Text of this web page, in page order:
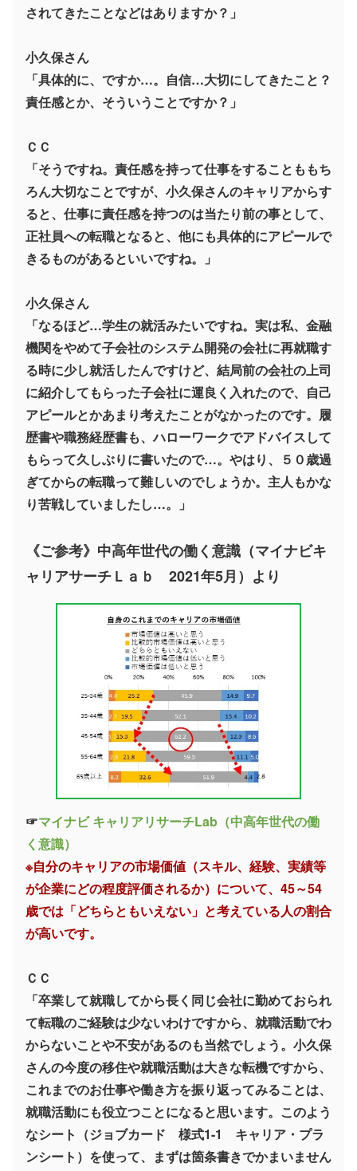
されてきたことなどはありますか？」
小久保さん
「具体的に、ですか…。自信…大切にしてきたこと？
責任感とか、そういうことですか？」
ＣＣ
「そうですね。責任感を持って仕事をすることももち
ろん大切なことですが、小久保さんのキャリアからす
ると、仕事に責任感を持つのは当たり前の事として、
正社員への転職となると、他にも具体的にアピールで
きるものがあるといいですね。」
小久保さん
「なるほど…学生の就活みたいですね。実は私、金融
機関をやめて子会社のシステム開発の会社に再就職す
る時に少し就活したんですけど、結局前の会社の上司
に紹介してもらった子会社に運良く入れたので、自己
アピールとかあまり考えたことがなかったのです。履
歴書や職務経歴書も、ハローワークでアドバイスして
もらって久しぶりに書いたので…。やはり、５０歳過
ぎてからの転職って難しいのでしょうか。主人もかな
り苦戦していましたし…。」
《ご参考》中高年世代の働く意識（マイナビキ
ャリアサーチＬａｂ 2021年5月）より
☞マイナビ キャリアリサーチLab（中高年世代の働
く意識）
※自分のキャリアの市場価値（スキル、経験、実績等
が企業にどの程度評価されるか）について、45～54
歳では「どちらともいえない」と考えている人の割合
が高いです。
ＣＣ
「卒業して就職してから長く同じ会社に勤めておられ
て転職のご経験は少ないわけですから、就職活動でわ
からないことや不安があるのも当然でしょう。小久保
さんの今度の移住や就職活動は大きな転機ですから、
これまでのお仕事や働き方を振り返ってみることは、
就職活動にも役立つことになると思います。このよう
なシート（ジョブカード 様式1-1 キャリア・プラ
ンシート）を使って、まずは箇条書きでかまいません